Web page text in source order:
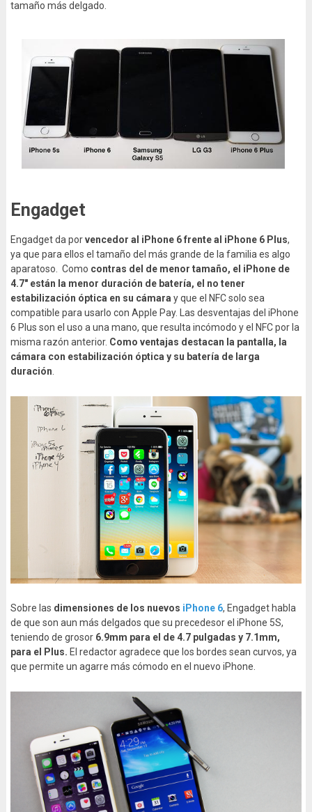
tamaño más delgado.
Engadget
Engadget da porvencedor al iPhone 6 frente al iPhone 6 Plus,
ya que para ellos el tamaño del más grande de la familia es algo
aparatoso. Como contras del de menor tamaño, el iPhone de
4.7″ están la menor duración de batería, el no tener
estabilización óptica en su cámara y que el NFC solo sea
compatible para usarlo con Apple Pay. Las desventajas del iPhone
6 Plus son el uso a una mano, que resulta incómodo y el NFC por la
misma razón anterior. Como ventajas destacan la pantalla, la
cámara con estabilización óptica y su batería de larga
duración
Sobre las dimensiones de los nuevos iPhone 6, Engadget habla
de que son aun más delgados que su precedesor el iPhone 5S,
teniendo de grosor 6.9mm para el de 4.7 pulgadas y 7.1mm,
para el Plus. El redactor agradece que los bordes sean curvos, ya
que permite un agarre más cómodo en el nuevo iPhone.